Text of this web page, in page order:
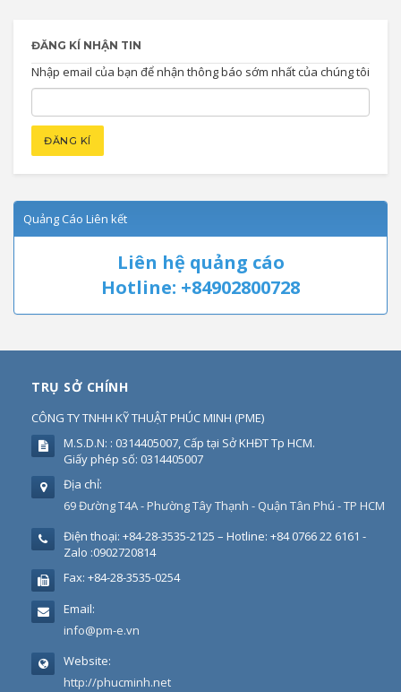
ĐĂNG KÍ NHẬN TIN
Nhập email của bạn để nhận thông báo sớm nhất của chúng tôi
Quảng Cáo Liên kết
Liên hệ quảng cáo
Hotline: +84902800728
TRỤ SỞ CHÍNH
CÔNG TY TNHH KỸ THUẬT PHÚC MINH (PME)
M.S.D.N: : 0314405007, Cấp tại Sở KHĐT Tp HCM.
Giấy phép số: 0314405007
Địa chỉ:
69 Đường T4A - Phường Tây Thạnh - Quận Tân Phú - TP HCM
Điện thoại: +84-28-3535-2125 – Hotline: +84 0766 22 6161 -
Zalo :0902720814
Fax: +84-28-3535-0254
Email:
info@pm-e.vn
Website:
http://phucminh.net